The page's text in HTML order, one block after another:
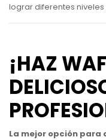
lograr diferentes
¡HAZ
La mejor opción